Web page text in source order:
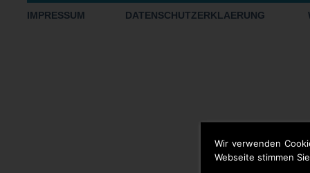
Wir verwenden
Webseite stimmen
IMPRESSUM DATENSCHUTZERKLAERUNG